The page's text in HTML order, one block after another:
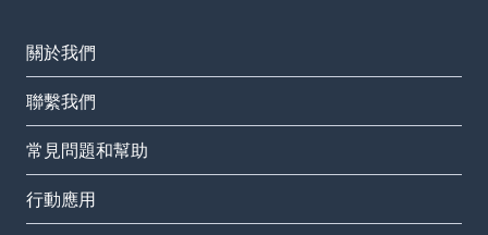
關於我們
聯繫我們
常見問題和幫助
行動應用